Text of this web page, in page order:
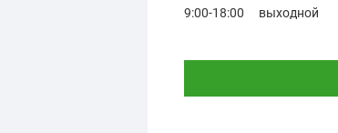
9:00-18:00
выходной